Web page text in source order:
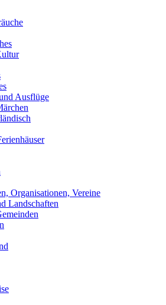
Ausflüge
Organisationen, Vereine
Landschaften